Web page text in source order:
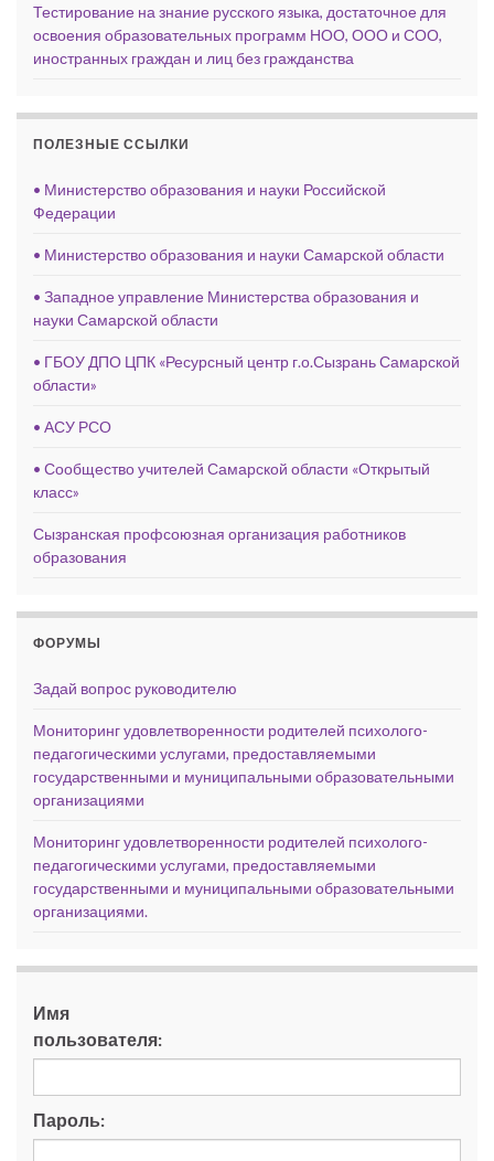
Тестирование на знание русского языка, достаточное для
освоения образовательных программ НОО, ООО и СОО,
иностранных граждан и лиц без гражданства
ПОЛЕЗНЫЕ ССЫЛКИ
• Министерство образования и науки Российской
Федерации
• Министерство образования и науки Самарской области
• Западное управление Министерства образования и
науки Самарской области
• ГБОУ ДПО ЦПК «Ресурсный центр г.о.Сызрань Самарской
области»
• АСУ РСО
• Сообщество учителей Самарской области «Открытый
класс»
Сызранская профсоюзная организация работников
образования
ФОРУМЫ
Задай вопрос руководителю
Мониторинг удовлетворенности родителей психолого-
педагогическими услугами, предоставляемыми
государственными и муниципальными образовательными
организациями
Мониторинг удовлетворенности родителей психолого-
педагогическими услугами, предоставляемыми
государственными и муниципальными образовательными
организациями.
Имя
пользователя:
Пароль: